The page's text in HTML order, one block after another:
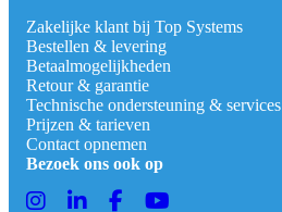
Zakelijke klant bij Top Systems
Bestellen & levering
Betaalmogelijkheden
Retour & garantie
Technische ondersteuning & services
Prijzen & tarieven
Contact opnemen
Bezoek ons ook op